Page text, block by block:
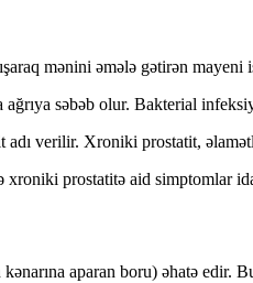
mənini əmələ gətirən mayeni
səbəb olur. Bakterial
verilir. Xroniki prostatit,
prostatitə aid simptomlar
aparan boru) əhatə edir.